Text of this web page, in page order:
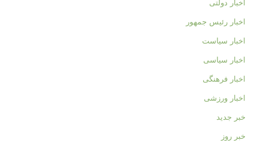
اخبار دولتی
اخبار رئیس جمهور
اخبار سیاست
اخبار سیاسی
اخبار فرهنگی
اخبار ورزشی
خبر جدید
خبر روز